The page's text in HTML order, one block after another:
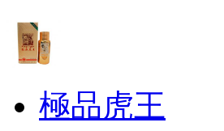
極品虎王